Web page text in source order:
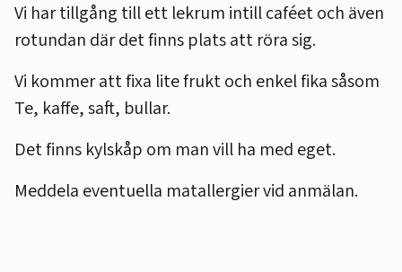
Vi har tillgång till ett lekrum intill caféet och även
rotundan där det finns plats att röra sig.
Vi kommer att fixa lite frukt och enkel fika såsom
Te, kaffe, saft, bullar.
Det finns kylskåp om man vill ha med eget.
Meddela eventuella matallergier vid anmälan.